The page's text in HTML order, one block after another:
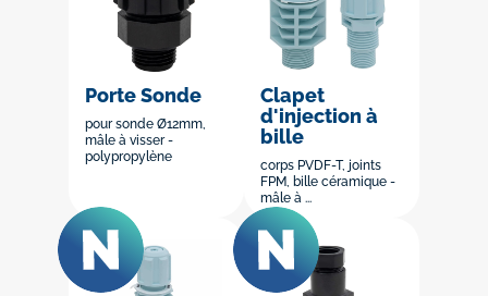
Porte Sonde
pour sonde Ø12mm,
mâle à visser -
polypropylène
Clapet
d'injection à
bille
corps PVDF-T, joints
FPM, bille céramique -
mâle à ...